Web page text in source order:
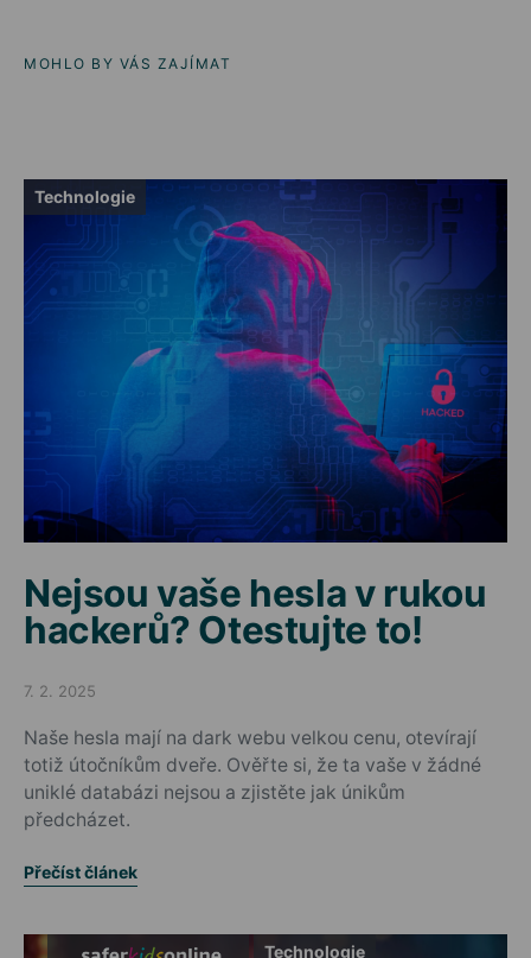
MOHLO BY VÁS ZAJÍMAT
Technologie
Nejsou vaše hesla v rukou
hackerů? Otestujte to!
Posted on
7. 2. 2025
Naše hesla mají na dark webu velkou cenu, otevírají
totiž útočníkům dveře. Ověřte si, že ta vaše v žádné
uniklé databázi nejsou a zjistěte jak únikům
předcházet.
Přečíst článek
Technologie